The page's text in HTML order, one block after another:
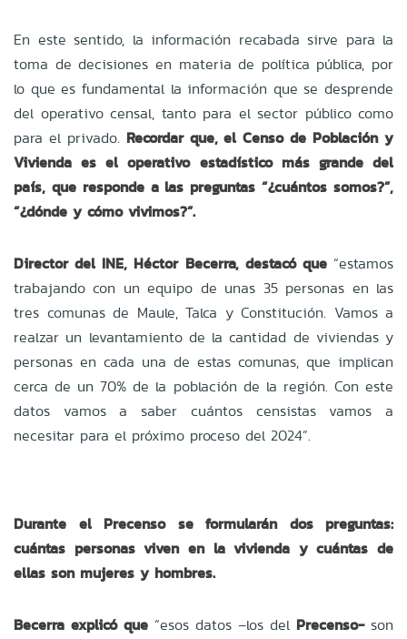
En este sentido, la información recabada sirve para la
toma de decisiones en materia de política pública, por
lo que es fundamental la información que se desprende
del operativo censal, tanto para el sector público como
para el privado. Recordar que, el Censo de Población y
Vivienda es el operativo estadístico más grande del
país, que responde a las preguntas “¿cuántos somos?”,
“¿dónde y cómo vivimos?”.
Director del INE, Héctor Becerra, destacó que “estamos
trabajando con un equipo de unas 35 personas en las
tres comunas de Maule, Talca y Constitución. Vamos a
realzar un levantamiento de la cantidad de viviendas y
personas en cada una de estas comunas, que implican
cerca de un 70% de la población de la región. Con este
datos vamos a saber cuántos censistas vamos a
necesitar para el próximo proceso del 2024”.
Durante el Precenso se formularán dos preguntas:
cuántas personas viven en la vivienda y cuántas de
ellas son mujeres y hombres.
Becerra explicó que “esos datos –los del Precenso- son